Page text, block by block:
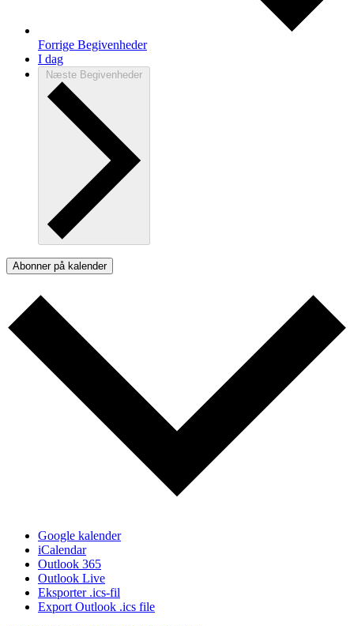
Forrige Begivenheder
I dag
Næste Begivenheder
Abonner på kalender
Google kalender
iCalendar
Outlook 365
Outlook Live
Eksporter .ics-fil
Export Outlook .ics file